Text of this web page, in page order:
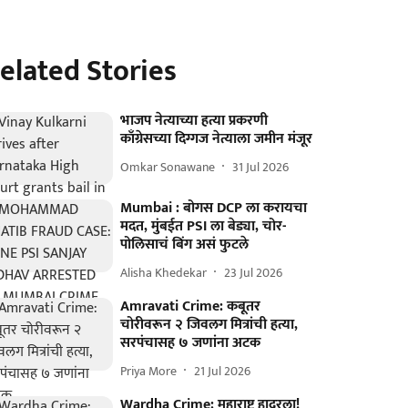
Stories
भाजप नेत्याच्या हत्या प्रकरणी
काँग्रेसच्या दिग्गज नेत्याला जमीन मंजूर
Omkar Sonawane 31 Jul 2026
Mumbai : बोगस DCP ला करायचा
मदत, मुंबईत PSI ला बेड्या, चोर-
पोलिसाचं बिंग असं फुटले
Alisha Khedekar 23 Jul 2026
Amravati Crime: कबूतर
चोरीवरून २ जिवलग मित्रांची हत्या,
सरपंचासह ७ जणांना अटक
Priya More 21 Jul 2026